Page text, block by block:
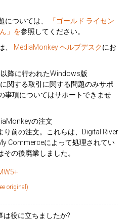
については、
「ゴールド ライセン
」を参照してください。
、 MediaMonkey ヘルプデスクにお
降に行われたWindows版
関する取引に関する問題のみサポ
事項についてはサポートできませ
の注文
り前の注文。これらは、Digital River
Commerceによって処理されてい
その後廃業しました。
original)
は役に立ちましたか?